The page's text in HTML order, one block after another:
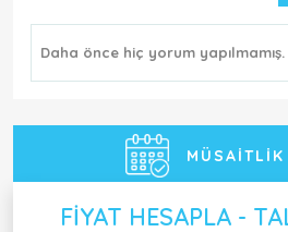
Daha önce hiç yorum
FIYAT HESAPLA -